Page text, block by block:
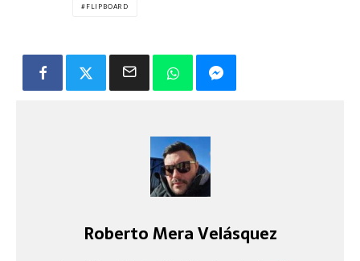
FLIPBOARD
Roberto Mera Velásquez